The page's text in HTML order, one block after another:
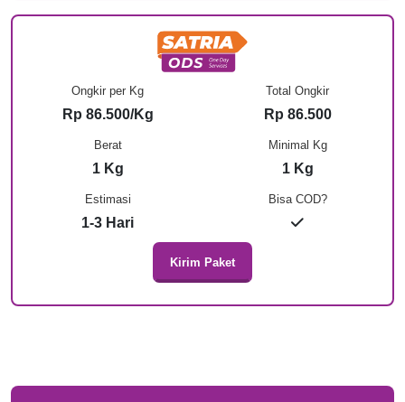
Bisa COD?
Ongkir per Kg
Rp 86.500/Kg
Total Ongkir
Rp 86.500
Berat
1 Kg
Minimal Kg
1 Kg
Estimasi
1-3 Hari
Kirim Paket